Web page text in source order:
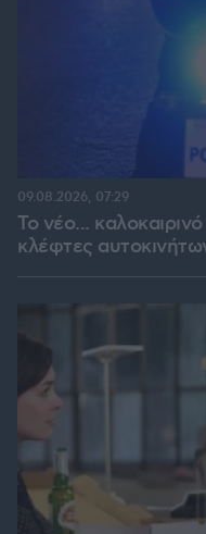
Το νέο...
κλέφτες
09.08.2026, 07:29